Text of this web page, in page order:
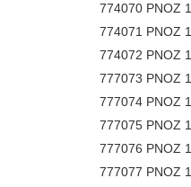
774070 PNOZ
774071 PNOZ
774072 PNOZ
777073 PNOZ
777074 PNOZ
777075 PNOZ
777076 PNOZ
777077 PNOZ